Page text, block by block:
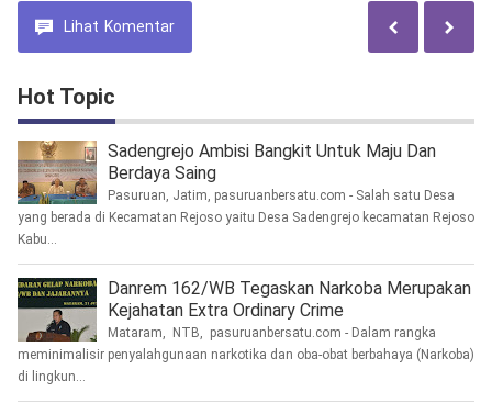
Lihat Komentar
Hot Topic
Sadengrejo Ambisi Bangkit Untuk Maju Dan
Berdaya Saing
Pasuruan, Jatim, pasuruanbersatu.com - Salah satu Desa
yang berada di Kecamatan Rejoso yaitu Desa Sadengrejo kecamatan Rejoso
Kabu...
Danrem 162/WB Tegaskan Narkoba Merupakan
Kejahatan Extra Ordinary Crime
Mataram, NTB, pasuruanbersatu.com - Dalam rangka
meminimalisir penyalahgunaan narkotika dan oba-obat berbahaya (Narkoba)
di lingkun...